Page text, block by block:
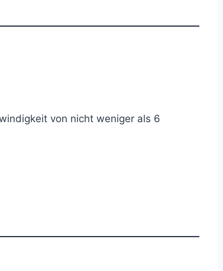
von nicht weniger als 6